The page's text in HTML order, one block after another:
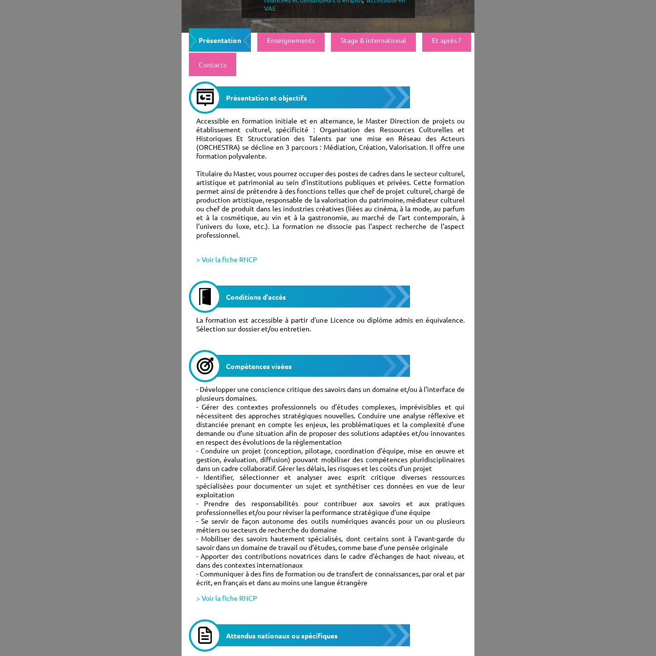
VAE
Présentation Enseignements Stage & international Et après ?
Contacts
Présentation et objectifs
Accessible en formation initiale et en alternance, le Master Direction de projets ou
établissement culturel, spécificité : Organisation des Ressources Culturelles et
Historiques Et Structuration des Talents par une mise en Réseau des Acteurs
(ORCHESTRA) se décline en 3 parcours : Médiation, Création, Valorisation. Il offre une
formation polyvalente.
Titulaire du Master, vous pourrez occuper des postes de cadres dans le secteur culturel,
artistique et patrimonial au sein d'institutions publiques et privées. Cette formation
permet ainsi de prétendre à des fonctions telles que chef de projet culturel, chargé de
production artistique, responsable de la valorisation du patrimoine, médiateur culturel
ou chef de produit dans les industries créatives (liées au cinéma, à la mode, au parfum
et à la cosmétique, au vin et à la gastronomie, au marché de l’art contemporain, à
l’univers du luxe, etc.). La formation ne dissocie pas l’aspect recherche de l’aspect
professionnel.
> Voir la fiche RNCP
Conditions d'accès
La formation est accessible à partir d'une Licence ou diplôme admis en équivalence.
Sélection sur dossier et/ou entretien.
Compétences visées
- Développer une conscience critique des savoirs dans un domaine et/ou à l’interface de
plusieurs domaines.
- Gérer des contextes professionnels ou d’études complexes, imprévisibles et qui
nécessitent des approches stratégiques nouvelles. Conduire une analyse réflexive et
distanciée prenant en compte les enjeux, les problématiques et la complexité d’une
demande ou d’une situation afin de proposer des solutions adaptées et/ou innovantes
en respect des évolutions de la réglementation
- Conduire un projet (conception, pilotage, coordination d’équipe, mise en œuvre et
gestion, évaluation, diffusion) pouvant mobiliser des compétences pluridisciplinaires
dans un cadre collaboratif. Gérer les délais, les risques et les coûts d’un projet
- Identifier, sélectionner et analyser avec esprit critique diverses ressources
spécialisées pour documenter un sujet et synthétiser ces données en vue de leur
exploitation
- Prendre des responsabilités pour contribuer aux savoirs et aux pratiques
professionnelles et/ou pour réviser la performance stratégique d'une équipe
- Se servir de façon autonome des outils numériques avancés pour un ou plusieurs
métiers ou secteurs de recherche du domaine
- Mobiliser des savoirs hautement spécialisés, dont certains sont à l’avant-garde du
savoir dans un domaine de travail ou d’études, comme base d’une pensée originale
- Apporter des contributions novatrices dans le cadre d’échanges de haut niveau, et
dans des contextes internationaux
- Communiquer à des fins de formation ou de transfert de connaissances, par oral et par
écrit, en français et dans au moins une langue étrangère
> Voir la fiche RNCP
Attendus nationaux ou spécifiques